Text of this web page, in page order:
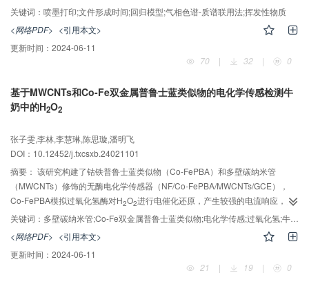
取剂提取后进行GC-MS分析。通过内标法测定样品提取液中各组分的浓度，计
算单位长度（mm）墨迹中挥发性溶剂含量C（ng/mm）并作为打印样品老化的
定量单位。结果表明，4种打印样品中含有2-吡咯烷酮、1，5-戊二醇、2-甲
基-1，3-丙二醇、N-羟乙基-2-吡咯烷酮、甘油和三甘醇6种挥发性溶剂成分。上
述成分在文件形成时即开始挥发和转移，含量不断减少至某一数值时趋于稳
与时间的非线性回归模型以及多组分溶剂与时间的多元线性回归模型，模型评
价指标比较结果表明，对于溶剂组分数多的墨水使用多元线性回归模型的预测
关键词： 喷墨打印;文件形成时间;回归模型;气相色谱-质谱联用法;挥发性物质
<网络PDF> <引用本文>
更新时间： 2024-06-11
70
| 32 | 0
基于MWCNTs和Co-Fe双金属普鲁士蓝类似物的电化学传感检测牛
奶中的H2O2
张子雯,李林,李慧琳,陈思璇,潘明飞
DOI：10.12452/j.fxcsxb.24021101
摘要： 该研究构建了钴铁普鲁士蓝类似物（Co-FePBA）和多壁碳纳米管
（MWCNTs）修饰的无酶电化学传感器（NF/Co-FePBA/MWCNTs/GCE），
Co-FePBA模拟过氧化氢酶对H2O2进行电催化还原，产生较强的电流响应，用
于牛奶中H2O2的快速、灵敏电化学检测。在最优条件下，该传感器对H2O2的
电流响应有较宽的线性范围（0.01~5.0 mmol/L），检出限（LOD，S/N=3）为
0.52 μmol/L。此外，该传感器具有较强的抗干扰能力和良好的重复性、重现性
和稳定性，用于实际牛奶样品检测中回收率为91.3% ~103%，相对标准偏差
（RSD）≤2.7%（n=3）。该电化学检测方法可以实现牛奶中H
O
的低成本、
关键词： 多壁碳纳米管;Co-Fe双金属普鲁士蓝类似物;电化学传感;过氧化氢;牛奶样品
<网络PDF> <引用本文>
更新时间： 2024-06-11
21
| 19 | 0